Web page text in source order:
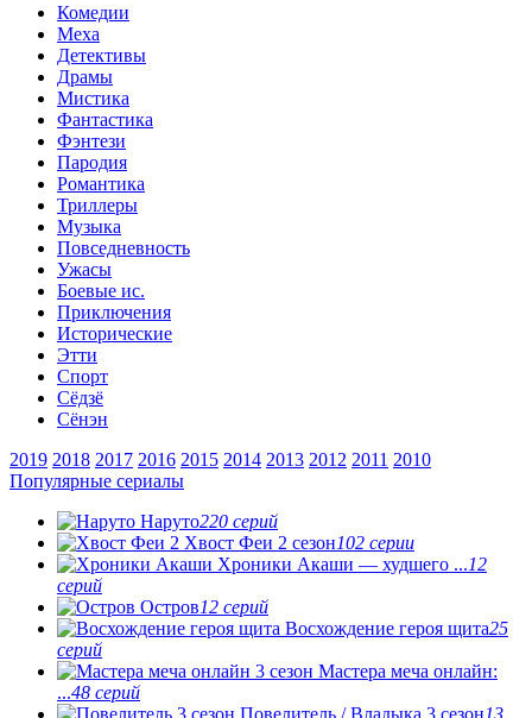
Комедии
Меха
Детективы
Драмы
Мистика
Фантастика
Фэнтези
Пародия
Романтика
Триллеры
Музыка
Повседневность
Ужасы
Боевые ис.
Приключения
Исторические
Этти
Спорт
Сёдзё
Сёнэн
2019 2018 2017 2016 2015 2014 2013 2012 2011 2010
Популярные сериалы
Наруто220 серий
Хвост Феи 2 сезон102 серии
Хроники Акаши — худшего ...12
серий
Остров12 серий
Восхождение героя щита25
серий
Мастера меча онлайн:
...48 серий
Повелитель / Владыка 3 сезон13